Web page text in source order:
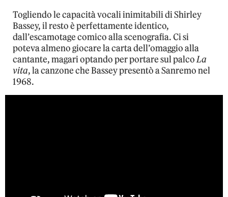
Togliendo le capacità vocali inimitabili di Shirley
Bassey, il resto è perfettamente identico,
dall’escamotage comico alla scenografia. Ci si
poteva almeno giocare la carta dell’omaggio alla
cantante, magari optando per portare sul palcoLa
vita, la canzone che Bassey presentò a Sanremo nel
1968.